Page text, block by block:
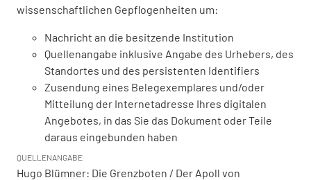
wissenschaftlichen Gepflogenheiten um:
Nachricht an die besitzende Institution
Quellenangabe inklusive Angabe des Urhebers, des
Standortes und des persistenten Identifiers
Zusendung eines Belegexemplares und/oder
Mitteilung der Internetadresse Ihres digitalen
Angebotes, in das Sie das Dokument oder Teile
daraus eingebunden haben
QUELLENANGABE
Hugo Blümner: Die Grenzboten / Der Apoll von